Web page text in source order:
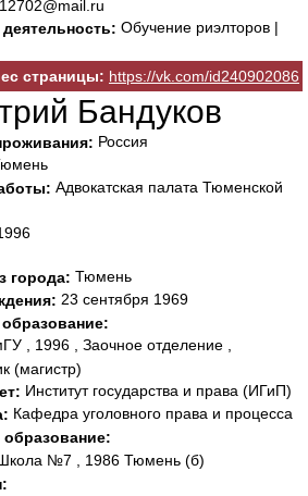
Обучение риэлторов |
страницы: https://vk.com/id240902086
Бандуков
Россия
Адвокатская палата Тюменской
города: Тюмень
23 сентября 1969
, 1996 , Заочное отделение ,
(магистр)
Институт государства и права (ИГиП)
Кафедра уголовного права и процесса
№7 , 1986 Тюмень (б)